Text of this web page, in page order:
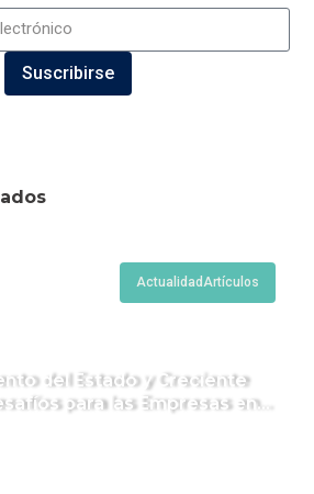
Suscribirse
Actualidad Artículos
del Estado y Creciente
para las Empresas en